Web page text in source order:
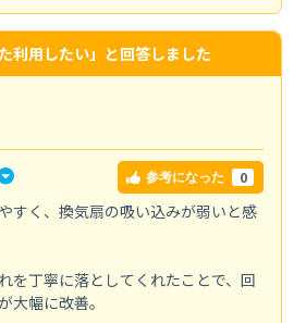
利用したい」と回答しました
参考になった 0
すく、換気扇の吸い込みが弱いと感
を丁寧に落としてくれたことで、回
大幅に改善。